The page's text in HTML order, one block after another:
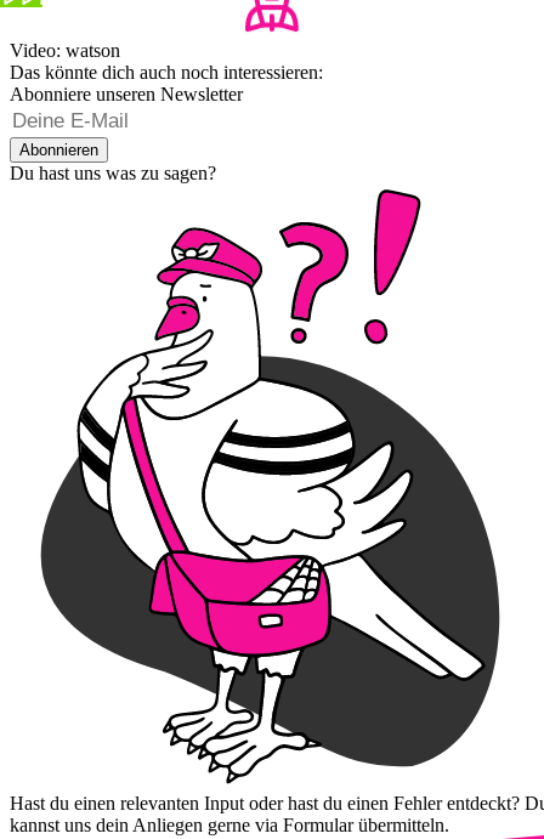
Video: watson
Das könnte dich auch noch interessieren:
Abonniere unseren Newsletter
Abonnieren
Du hast uns was zu sagen?
Hast du einen relevanten Input oder hast du einen Fehler entdeckt?
kannst uns dein Anliegen gerne via Formular übermitteln.